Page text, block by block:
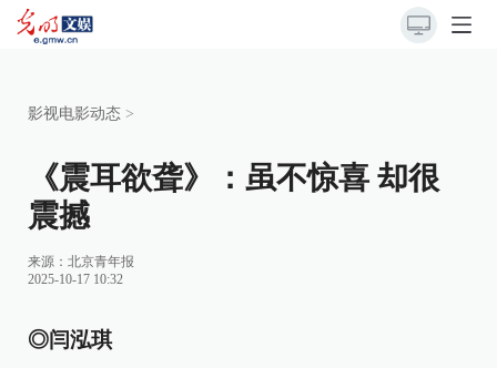
影视电影动态 >
《震耳欲聋》：虽不惊喜 却很
震撼
来源： 北京青年报
2025-10-17 10:32
◎闫泓琪